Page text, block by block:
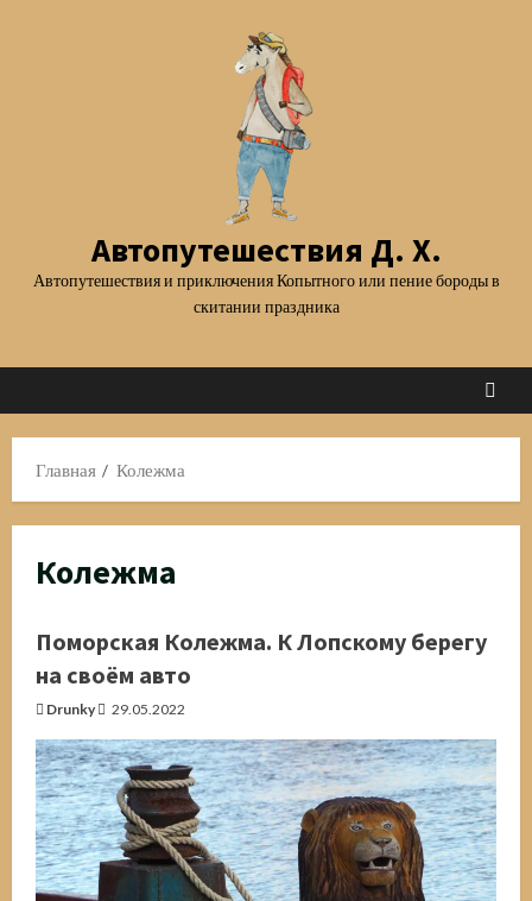
Автопутешествия Д. Х.
Автопутешествия и приключения Копытного или пение бороды в
скитании праздника
Главная Колежма
Колежма
Поморская Колежма. К Лопскому берегу
на своём авто
Drunky 29.05.2022